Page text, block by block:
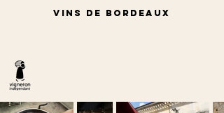
vins de BORDEAUX